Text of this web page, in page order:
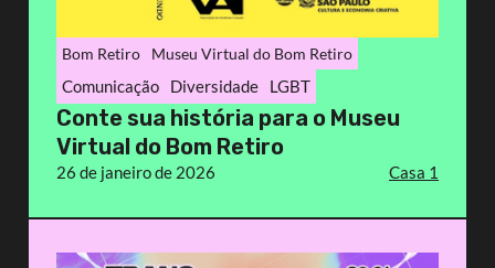
Bom Retiro Museu Virtual do Bom Retiro
Comunicação Diversidade LGBT
Conte sua história para o Museu
Virtual do Bom Retiro
26 de janeiro de 2026 Casa 1